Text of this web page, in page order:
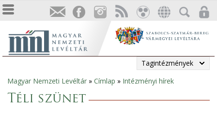
Tagintézmények
Jelenlegi
hely
Magyar Nemzeti Levéltár » Címlap » Intézményi hírek
Téli szünet